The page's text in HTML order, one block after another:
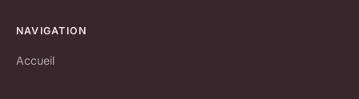
NAVIGATION
Accueil